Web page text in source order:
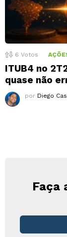
6 Votos
ITUB4 no
quase não
por Diego
Faça